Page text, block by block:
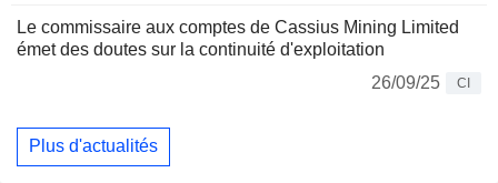
Le commissaire aux comptes de Cassius Mining Limited
émet des doutes sur la continuité d'exploitation
26/09/25
CI
Plus d'actualités